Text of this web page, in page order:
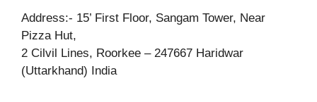
Address:- 15’ First Floor, Sangam Tower, Near
Pizza Hut,
2 Cilvil Lines, Roorkee – 247667 Haridwar
(Uttarkhand) India